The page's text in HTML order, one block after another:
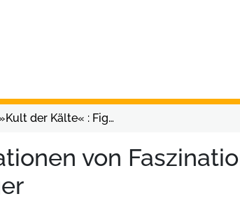
Der »Kult der Kälte« : Figurationen von Faszination und Männlichkeit im Rückblick auf Ernst Jünger
von